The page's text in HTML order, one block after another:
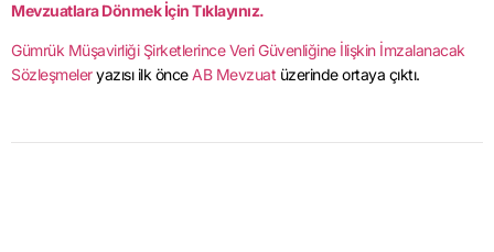
Mevzuatlara Dönmek İçin Tıklayınız.
Gümrük Müşavirliği Şirketlerince Veri Güvenliğine İlişkin İmzalanacak
Sözleşmeleryazısı ilk önce AB Mevzuat üzerinde ortaya çıktı.